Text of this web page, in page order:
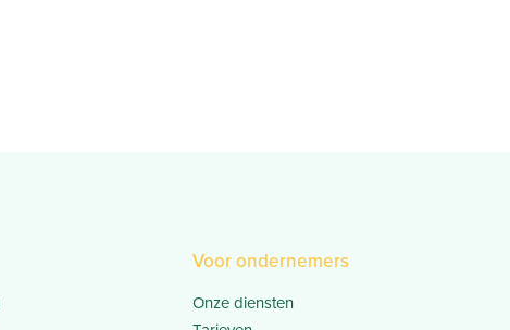
Voor ondernemers
Onze diensten